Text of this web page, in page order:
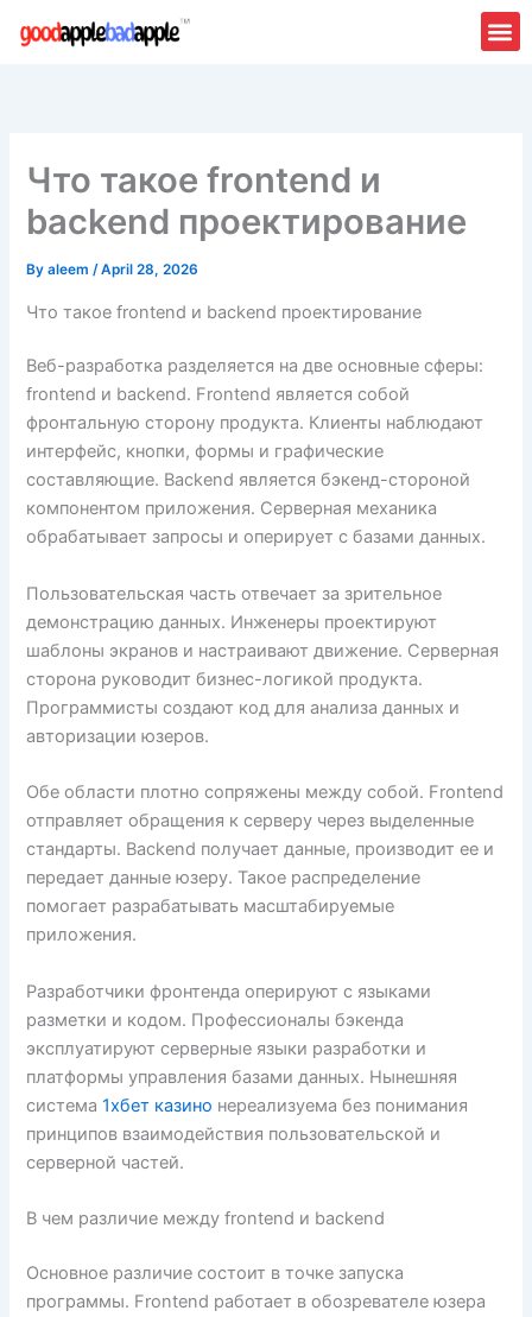
Что такое frontend и
backend проектирование
Byaleem/April 28, 2026
Что такое frontend и backend проектирование
Веб-разработка разделяется на две основные сферы:
frontend и backend. Frontend является собой
фронтальную сторону продукта. Клиенты наблюдают
интерфейс, кнопки, формы и графические
составляющие. Backend является бэкенд-стороной
компонентом приложения. Серверная механика
обрабатывает запросы и оперирует с базами данных.
Пользовательская часть отвечает за зрительное
демонстрацию данных. Инженеры проектируют
шаблоны экранов и настраивают движение. Серверная
сторона руководит бизнес-логикой продукта.
Программисты создают код для анализа данных и
авторизации юзеров.
Обе области плотно сопряжены между собой. Frontend
отправляет обращения к серверу через выделенные
стандарты. Backend получает данные, производит ее и
передает данные юзеру. Такое распределение
помогает разрабатывать масштабируемые
приложения.
Разработчики фронтенда оперируют с языками
разметки и кодом. Профессионалы бэкенда
эксплуатируют серверные языки разработки и
платформы управления базами данных. Нынешняя
система1хбет казино нереализуема без понимания
принципов взаимодействия пользовательской и
серверной частей.
В чем различие между frontend и backend
Основное различие состоит в точке запуска
программы. Frontend работает в обозревателе юзера